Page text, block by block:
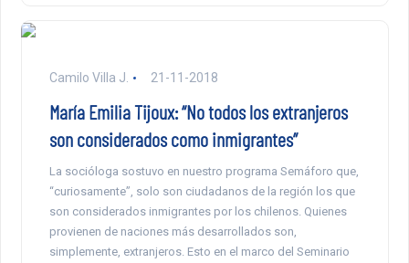
Camilo Villa J. 21-11-2018
María Emilia Tijoux: “No todos los extranjeros
son considerados como inmigrantes”
La socióloga sostuvo en nuestro programa Semáforo que,
“curiosamente”, solo son ciudadanos de la región los que
son considerados inmigrantes por los chilenos. Quienes
provienen de naciones más desarrollados son,
simplemente, extranjeros. Esto en el marco del Seminario